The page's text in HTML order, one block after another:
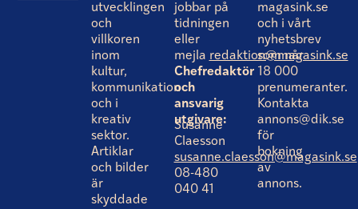
utvecklingen
och
villkoren
inom
kultur,
kommunikation
och i
kreativ
sektor.
Artiklar
och bilder
är
skyddade
jobbar på
tidningen
eller
mejla redaktion@magasink.se
Chefredaktör
och
ansvarig
utgivare:
Susanne
Claesson
susanne.claesson@magasink.se
08-480
040 41
magasink.se
och i vårt
nyhetsbrev
som når
18 000
prenumeranter.
Kontakta
annons@dik.se
för
bokning
av
annons.